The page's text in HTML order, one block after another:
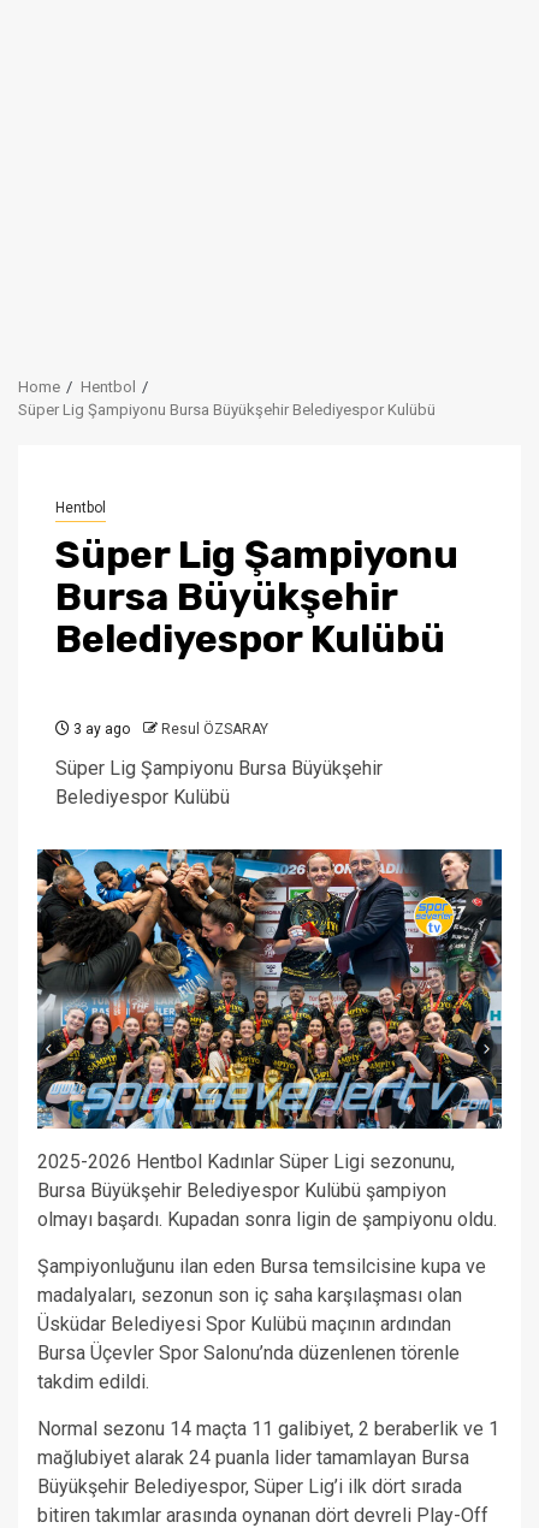
Home
Hentbol
Süper Lig Şampiyonu Bursa Büyükşehir Belediyespor Kulübü
Hentbol
Süper Lig Şampiyonu
Bursa Büyükşehir
Belediyespor Kulübü
3 ay ago Resul ÖZSARAY
Süper Lig Şampiyonu Bursa Büyükşehir
Belediyespor Kulübü
2025-2026 Hentbol Kadınlar Süper Ligi sezonunu,
Bursa Büyükşehir Belediyespor Kulübü şampiyon
olmayı başardı. Kupadan sonra ligin de şampiyonu oldu.
Şampiyonluğunu ilan eden Bursa temsilcisine kupa ve
madalyaları, sezonun son iç saha karşılaşması olan
Üsküdar Belediyesi Spor Kulübü maçının ardından
Bursa Üçevler Spor Salonu’nda düzenlenen törenle
takdim edildi.
Normal sezonu 14 maçta 11 galibiyet, 2 beraberlik ve 1
mağlubiyet alarak 24 puanla lider tamamlayan Bursa
Büyükşehir Belediyespor, Süper Lig’i ilk dört sırada
bitiren takımlar arasında oynanan dört devreli Play-Off